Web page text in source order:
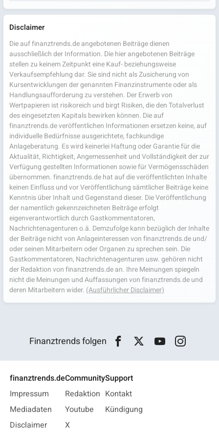
Disclaimer
Die auf finanztrends.de angebotenen Beiträge dienen
ausschließlich der Information. Die hier angebotenen Beiträge
stellen zu keinem Zeitpunkt eine Kauf- beziehungsweise
Verkaufsempfehlung dar. Sie sind nicht als Zusicherung von
Kursentwicklungen der genannten Finanzinstrumente oder als
Handlungsaufforderung zu verstehen. Der Erwerb von
Wertpapieren ist risikoreich und birgt Risiken, die den Totalverlust
des eingesetzten Kapitals bewirken können. Die auf
finanztrends.de veröffentlichen Informationen ersetzen keine, auf
individuelle Bedürfnisse ausgerichtete, fachkundige
Anlageberatung. Es wird keinerlei Haftung oder Garantie für die
Aktualität, Richtigkeit, Angemessenheit und Vollständigkeit der zur
Verfügung gestellten Informationen sowie für Vermögensschäden
übernommen. finanztrends.de hat auf die veröffentlichten Inhalte
keinen Einfluss und vor Veröffentlichung sämtlicher Beiträge keine
Kenntnis über Inhalt und Gegenstand dieser. Die Veröffentlichung
der namentlich gekennzeichneten Beiträge erfolgt
eigenverantwortlich durch Gastkommentatoren,
Nachrichtenagenturen o.ä. Demzufolge kann bezüglich der Inhalte
der Beiträge nicht von Anlageinteressen von finanztrends.de und/
oder seinen Mitarbeitern oder Organen zu sprechen sein. Die
Gastkommentatoren, Nachrichtenagenturen usw. gehören nicht
der Redaktion von finanztrends.de an. Ihre Meinungen spiegeln
nicht die Meinungen und Auffassungen von finanztrends.de und
deren Mitarbeitern wider. (Ausführlicher Disclaimer)
Finanztrends folgen
finanztrends.de
Impressum
Mediadaten
Disclaimer
Community
Redaktion
Youtube
X
Support
Kontakt
Kündigung